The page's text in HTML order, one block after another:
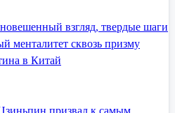
взгляд, твердые шаги
менталитет сквозь призму
в Китай
призвал к самым